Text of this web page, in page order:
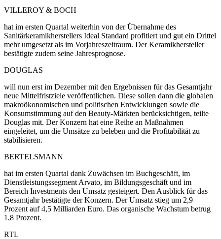
VILLEROY & BOCH
hat im ersten Quartal weiterhin von der Übernahme des
Sanitärkeramikherstellers Ideal Standard profitiert und gut ein Drittel
mehr umgesetzt als im Vorjahreszeitraum. Der Keramikhersteller
bestätigte zudem seine Jahresprognose.
DOUGLAS
will nun erst im Dezember mit den Ergebnissen für das Gesamtjahr
neue Mittelfristziele veröffentlichen. Diese sollen dann die globalen
makroökonomischen und politischen Entwicklungen sowie die
Konsumstimmung auf den Beauty-Märkten berücksichtigen, teilte
Douglas mit. Der Konzern hat eine Reihe an Maßnahmen
eingeleitet, um die Umsätze zu beleben und die Profitabilität zu
stabilisieren.
BERTELSMANN
hat im ersten Quartal dank Zuwächsen im Buchgeschäft, im
Dienstleistungssegment Arvato, im Bildungsgeschäft und im
Bereich Investments den Umsatz gesteigert. Den Ausblick für das
Gesamtjahr bestätigte der Konzern. Der Umsatz stieg um 2,9
Prozent auf 4,5 Milliarden Euro. Das organische Wachstum betrug
1,8 Prozent.
RTL